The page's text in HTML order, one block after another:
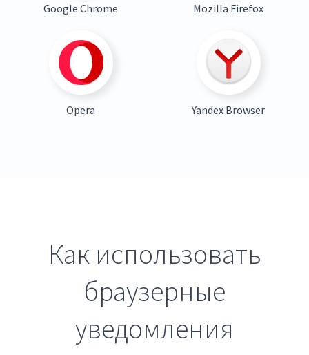
Google Chrome Mozilla Firefox
Opera Yandex Browser
Как использовать
браузерные
уведомления